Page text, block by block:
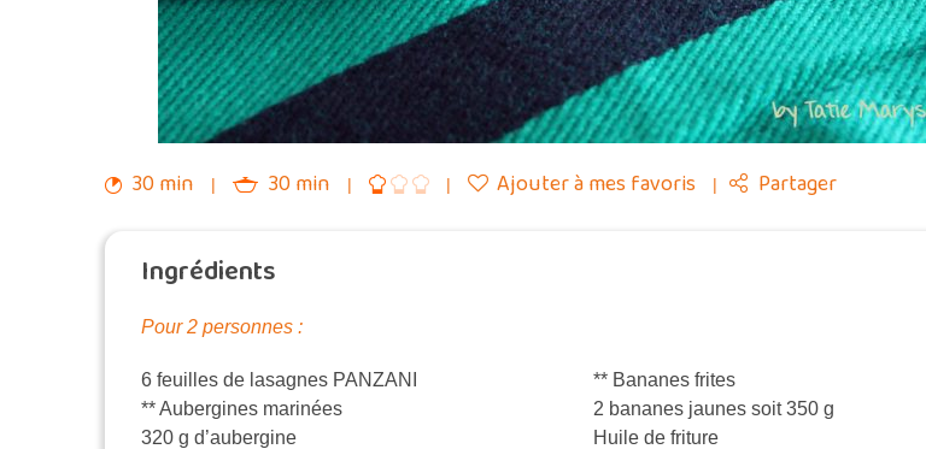
30 min 30 min Ajouter à mes favoris Partager
Ingrédients
Pour 2 personnes :
6 feuilles de lasagnes PANZANI
** Aubergines marinées
320 g d’aubergine
** Bananes frites
2 bananes jaunes soit 350 g
Huile de friture